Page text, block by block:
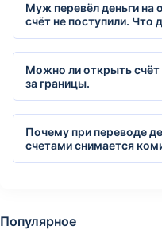
Муж перевёл деньги на
счёт не поступили. Что
Можно ли открыть счёт
за границы.
Почему при переводе
счетами снимается
Популярное